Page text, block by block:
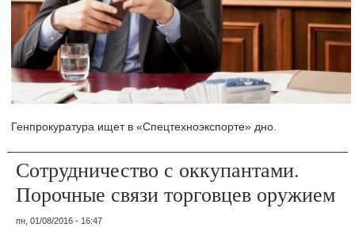
Генпрокуратура ищет в «Спецтехноэкспорте» дно.
Сотрудничество с оккупантами.
Порочные связи торговцев оружием
пн, 01/08/2016 - 16:47